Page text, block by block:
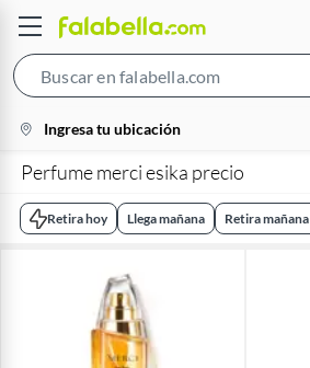
Bar
location-
icon
Ingresa tu ubicación
Perfume merci esika precio
Retira hoy Llega mañana Retira mañana